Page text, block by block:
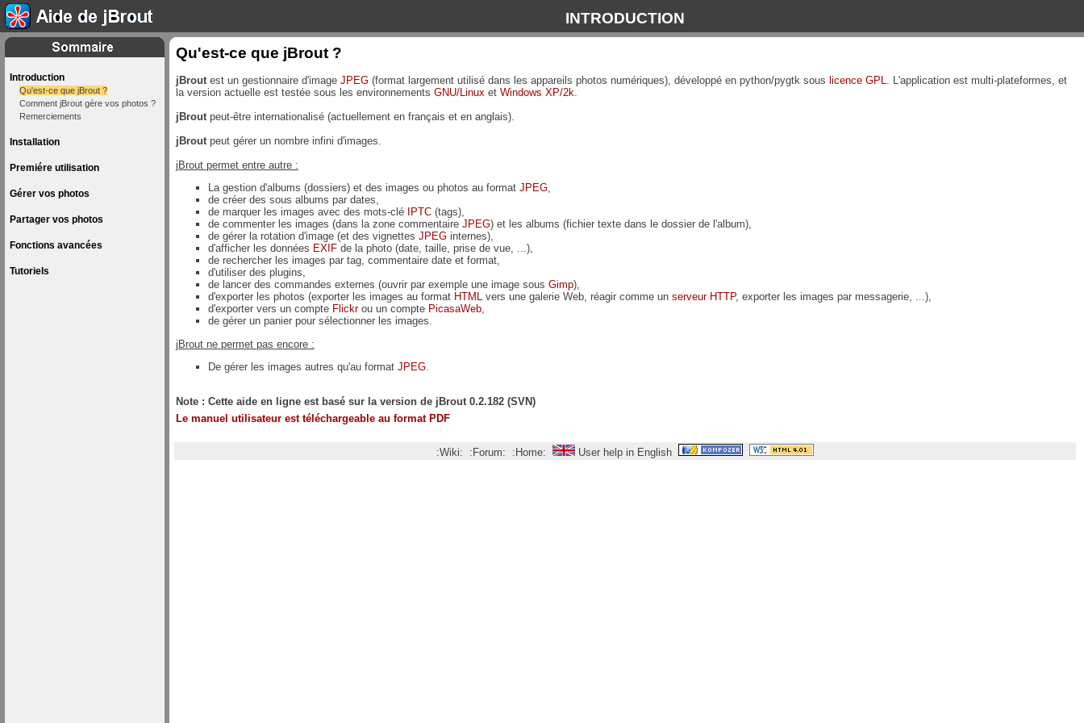
INTRODUCTION
Introduction
Qu'est-ce que jBrout ?
Comment jBrout gére vos photos ?
Remerciements
Installation
Premiére utilisation
Gérer vos photos
Partager vos photos
Fonctions avancées
Tutoriels
Qu'est-ce que jBrout ?
jBroutest un gestionnaire d'image JPEG (format largement utilisé dans les appareils photos numériques), développé en python/pygtk sous licence GPL. L'application est multi-plateformes, et
la version actuelle est testée sous les environnements GNU/Linux et Windows XP/2k.
jBroutpeut-être internationalisé (actuellement en français et en anglais).
jBroutpeut gérer un nombre infini d'images.
jBrout permet entre autre :
La gestion d'albums (dossiers) et des images ou photos au format JPEG,
de créer des sous albums par dates,
de marquer les images avec des mots-clé
IPTC (tags),
de commenter les images (dans la zone commentaire JPEG) et les albums (fichier texte dans le dossier de l'album),
de gérer la rotation d'image (et des vignettes JPEG internes),
d'afficher les données EXIF de la photo (date, taille, prise de vue, ...),
de rechercher les images par tag, commentaire date et format,
d'utiliser des plugins,
de lancer des commandes externes (ouvrir par exemple une image sous Gimp),
d'exporter les photos (exporter les images au format HTML vers une galerie Web, réagir comme un serveur HTTP, exporter les images par messagerie, ...),
d'exporter vers un compte Flickr ou un compte PicasaWeb,
de gérer un panier pour sélectionner les images.
jBrout ne permet pas encore :
De gérer les images autres qu'au format JPEG
Note : Cette aide en ligne est basé sur la version de jBrout 0.2.182 (SVN)
Le manuel utilisateur est téléchargeable au format PDF
:Wiki: :Forum: :Home: User help in English